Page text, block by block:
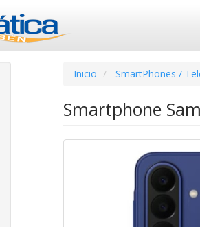
Inicio SmartPhones /
Smartphone